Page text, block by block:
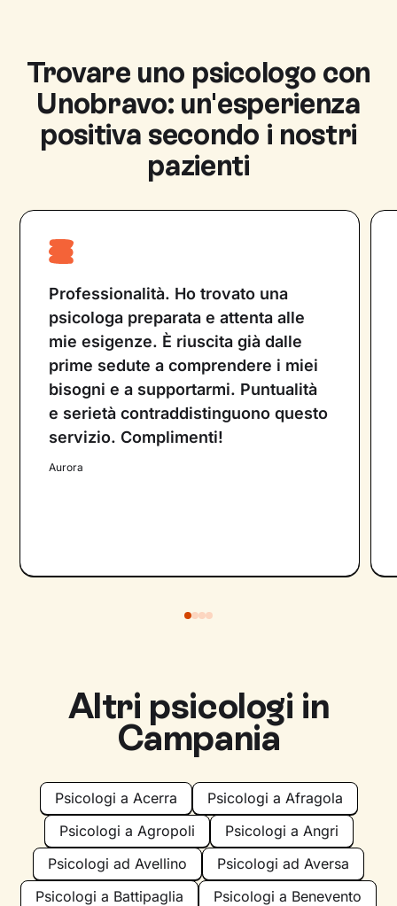
sostegno psicologico. Lo psicoterapeuta è
uno psicologo o psichiatra che utilizza diverse
tecniche psicoterapeutiche su cui è
specializzato, per fornire supporto
psicologico. Entrambe le figure professionali
lavorano con l’obiettivo di migliorare la vita
Trovare uno psicologo con
Unobravo: un'esperienza
positiva secondo i nostri
pazienti
Professionalità. Ho trovato una
psicologa preparata e attenta alle
mie esigenze. È riuscita già dalle
prime sedute a comprendere i miei
bisogni e a supportarmi. Puntualità
e serietà contraddistinguono questo
servizio. Complimenti!
Aurora
Altri psicologi in
Campania
Psicologi a Acerra
Psicologi a Afragola
Psicologi a Agropoli
Psicologi a Angri
Psicologi ad Avellino
Psicologi ad Aversa
Psicologi a Battipaglia
Psicologi a Benevento